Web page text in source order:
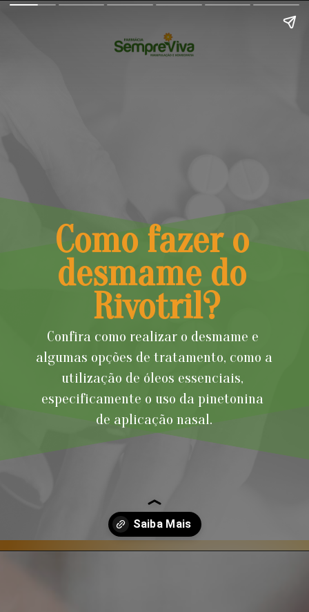
Confira como realizar o desmame e
algumas opções de tratamento, como a
utilização de óleos essenciais,
especificamente o uso da pinetonina
de aplicação nasal.
Como fazer o
desmame do
Rivotril?